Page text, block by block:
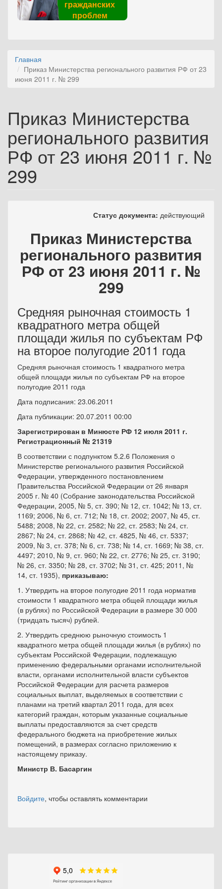
гражданских
проблем
Главная
Приказ Министерства регионального развития РФ от 23
июня 2011 г. № 299
Приказ Министерства
регионального развития
РФ от 23 июня 2011 г. №
299
Статус документа: действующий
Приказ Министерства
регионального развития
РФ от 23 июня 2011 г. №
299
Средняя рыночная стоимость 1
квадратного метра общей
площади жилья по субъектам РФ
на второе полугодие 2011 года
Средняя рыночная стоимость 1 квадратного метра
общей площади жилья по субъектам РФ на второе
полугодие 2011 года
Дата подписания: 23.06.2011
Дата публикации: 20.07.2011 00:00
Зарегистрирован в Минюсте РФ 12 июля 2011 г.
Регистрационный № 21319
В соответствии с подпунктом 5.2.6 Положения о
Министерстве регионального развития Российской
Федерации, утвержденного постановлением
Правительства Российской Федерации от 26 января
2005 г. № 40 (Собрание законодательства Российской
Федерации, 2005, № 5, ст. 390; № 12, ст. 1042; № 13, ст.
1169; 2006, № 6, ст. 712; № 18, ст. 2002; 2007, № 45, ст.
5488; 2008, № 22, ст. 2582; № 22, ст. 2583; № 24, ст.
2867; № 24, ст. 2868; № 42, ст. 4825, № 46, ст. 5337;
2009, № 3, ст. 378; № 6, ст. 738; № 14, ст. 1669; № 38, ст.
4497; 2010, № 9, ст. 960; № 22, ст. 2776; № 25, ст. 3190;
№ 26, ст. 3350; № 28, ст. 3702; № 31, ст. 425; 2011, №
14, ст. 1935), приказываю:
1. Утвердить на второе полугодие 2011 года норматив
стоимости 1 квадратного метра общей площади жилья
(в рублях) по Российской Федерации в размере 30 000
(тридцать тысяч) рублей.
2. Утвердить среднюю рыночную стоимость 1
квадратного метра общей площади жилья (в рублях) по
субъектам Российской Федерации, подлежащую
применению федеральными органами исполнительной
власти, органами исполнительной власти субъектов
Российской Федерации для расчета размеров
социальных выплат, выделяемых в соответствии с
планами на третий квартал 2011 года, для всех
категорий граждан, которым указанные социальные
выплаты предоставляются за счет средств
федерального бюджета на приобретение жилых
помещений, в размерах согласно приложению к
настоящему приказу.
Министр В. Басаргин
Войдите, чтобы оставлять комментарии